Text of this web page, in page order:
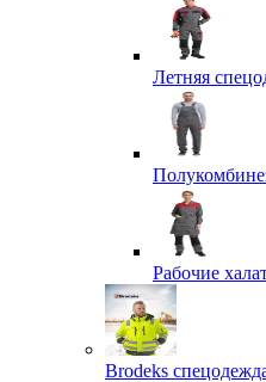
Летняя
Рабочие
Brodeks